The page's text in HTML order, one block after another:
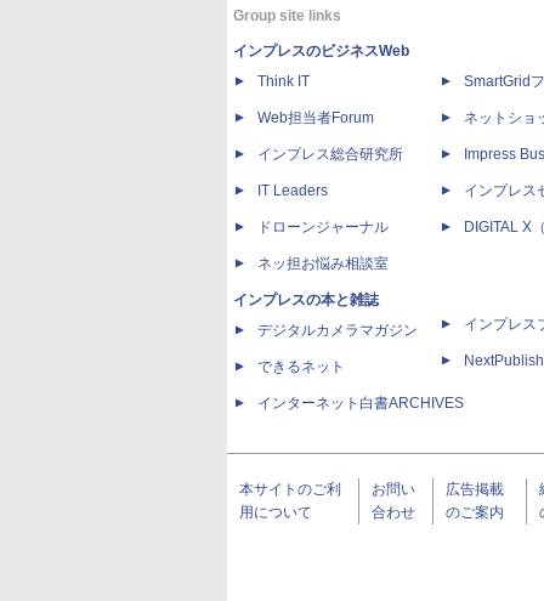
Group site links
インプレスのビジネスWeb
Think IT
Web担当者Forum
インプレス総合研究所
IT Leaders
ドローンジャーナル
ネッ担お悩み相談室
インプレスの本と雑誌
デジタルカメラマガジン
できるネット
インターネット白書ARCHIVES
SmartGrid
ネットショ
Impress
インプレス
DIGITAL X
インプレス
本サイトのご利
用について
お問い
合わせ
広告掲載
のご案内